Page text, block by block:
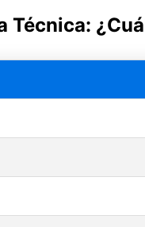
Técnica: